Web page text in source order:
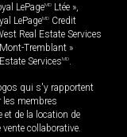
LePageMD Ltée »,
LePageMD Credit
Real Estate Services
Tremblant »
ServicesMD.
qui s'y rapportent
membres
et de la location de
collaborative.